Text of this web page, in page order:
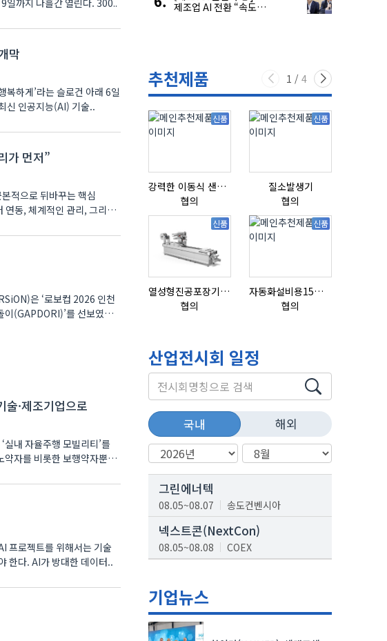
일까지 나흘간 열린다. 300..
막
복하게’라는 슬로건 아래 6일
신 인공지능(AI) 기술..
가 먼저”
적으로 뒤바꾸는 핵심
연동, 체계적인 관리, 그리고
(GAPDORI)’를 선보였다.
·제조기업으로
내 자율주행 모빌리티’를
프로젝트를 위해서는 기술
한다. AI가 방대한 데이터..
제조업 AI 전환 “속도와
추천제품 1 / 4
신품
강력한 이동식 샌딩기 / 고급 이태리 IBIX샌드블라스터
협의
신품
질소발생기
협의
신품
열성형진공포장기 표준형 모델 OMNIVAC S-200
협의
신품
자동화설비용15ml자동주입기
협의
산업전시회 일정
국내 해외
그린에너텍
08.05~08.07 송도컨벤시아
넥스트콘(NextCon)
08.05~08.08 COEX
08.19~08.21
K-PRINT
08.19~08.22
기업뉴스